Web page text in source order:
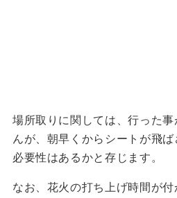
場所取りに関しては、行った
んが、朝早くからシートが飛
必要性はあるかと存じます。
なお、花火の打ち上げ時間が